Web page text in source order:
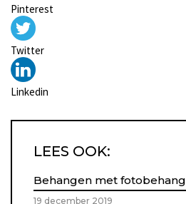
Pinterest
Twitter
Linkedin
LEES OOK:
Behangen met fotobehang
19 december 2019